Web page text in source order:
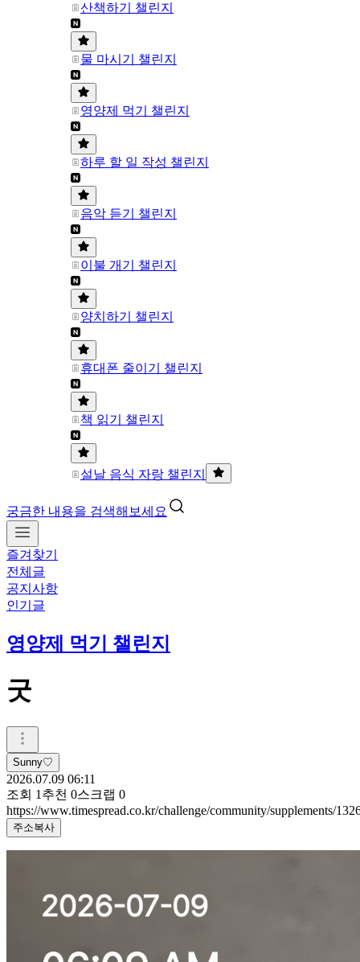
산책하기 챌린지
물 마시기 챌린지
영양제 먹기 챌린지
하루 할 일 작성 챌린지
음악 듣기 챌린지
이불 개기 챌린지
양치하기 챌린지
휴대폰 줄이기 챌린지
책 읽기 챌린지
설날 음식 자랑 챌린지
궁금한 내용을 검색해보세요
즐겨찾기
전체글
공지사항
인기글
영양제 먹기 챌린지
굿
Sunny♡
2026.07.09 06:11
조회 1 추천 0스크랩 0
https://www.timespread.co.kr/challenge/community/supplements/
주소복사